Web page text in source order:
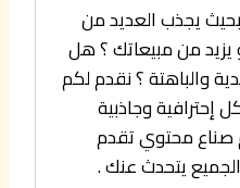
يجذب العديد من
يزيد من مبيعاتك ؟ هل
والباهتة ؟ نقدم لكم
وجاذبية
صناع محتوي تقدم
يتحدث عنك .